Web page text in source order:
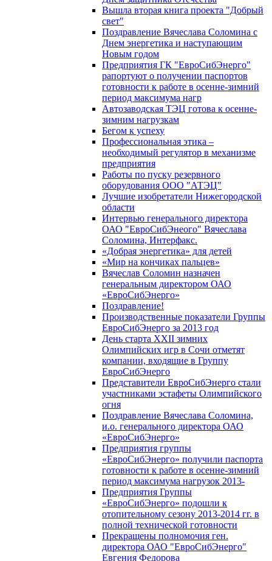
Вышла вторая книга проекта "Добрый
свет"
Поздравление Вячеслава Соломина с
Днем энергетика и наступающим
Новым годом
Предприятия ГК "ЕвроСибЭнерго"
рапортуют о получении паспортов
готовности к работе в осенне-зимний
период максимума нагр
Автозаводская ТЭЦ готова к осенне-
зимним нагрузкам
Бегом к успеху
Профессиональная этика –
необходимый регулятор в механизме
предприятия
Работы по пуску резервного
оборудования ООО "АТЭЦ"
Лучшие изобретатели Нижегородской
области
Интервью генерального директора
ОАО "ЕвроСибЭнеого" Вячеслава
Соломина, Интерфакс.
«Добрая энергетика» для детей
«Мир на кончиках пальцев»
Вячеслав Соломин назначен
генеральным директором ОАО
«ЕвроСибЭнерго»
Поздравление!
Производственные показатели Группы
ЕвроСибЭнерго за 2013 год
День старта XXII зимних
Олимпийских игр в Сочи отметят
компании, входящие в Группу
ЕвроСибЭнерго
Представители ЕвроСибЭнерго стали
участниками эстафеты Олимпийского
огня
Поздравление Вячеслава Соломина,
и.о. генерального директора ОАО
«ЕвроСибЭнерго»
Предприятия группы
«ЕвроСибЭнерго» получили паспорта
готовности к работе в осенне-зимний
период максимума нагрузок 2013-
Предприятия Группы
«ЕвроСибЭнерго» подошли к
отопительному сезону 2013-2014 гг. в
полной технической готовности
Прекращены полномочия ген.
директора ОАО "ЕвроСибЭнерго"
Евгения Федорова